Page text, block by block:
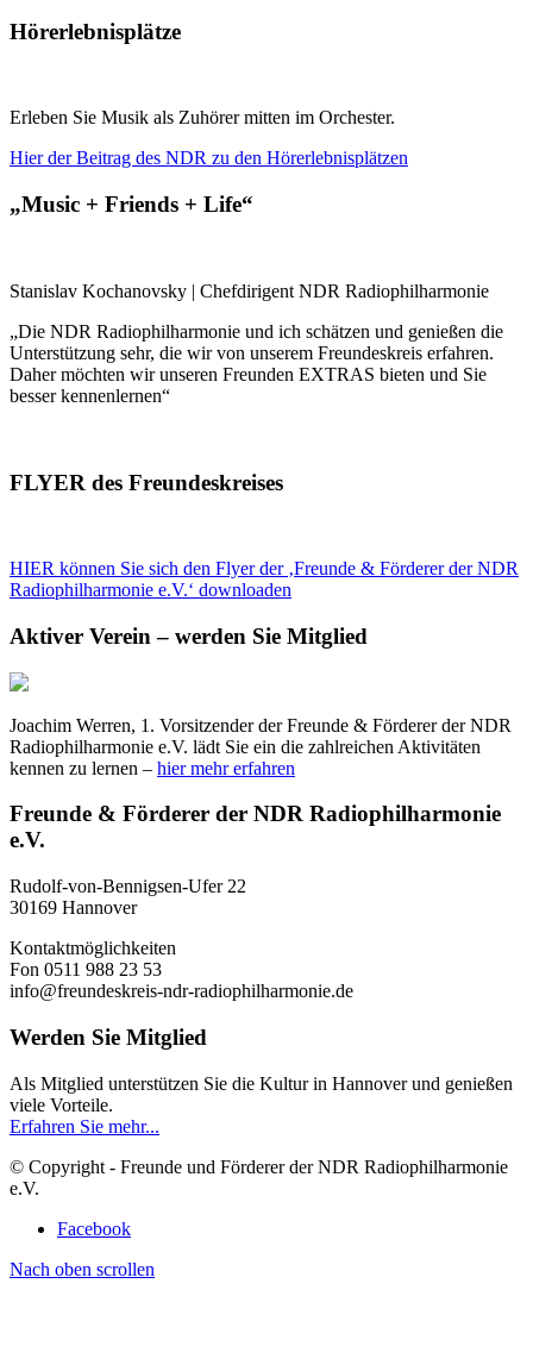
Hörerlebnisplätze
Erleben Sie Musik als Zuhörer mitten im Orchester.
Hier der Beitrag des NDR zu den Hörerlebnisplätzen
„Music + Friends + Life“
Stanislav Kochanovsky | Chefdirigent NDR Radiophilharmonie
„Die NDR Radiophilharmonie und ich schätzen und genießen die
Unterstützung sehr, die wir von unserem Freundeskreis erfahren.
Daher möchten wir unseren Freunden EXTRAS bieten und Sie
besser kennenlernen“
FLYER des Freundeskreises
HIER können Sie sich den Flyer der ‚Freunde & Förderer der NDR
Radiophilharmonie e.V.‘ downloaden
Aktiver Verein – werden Sie Mitglied
Joachim Werren, 1. Vorsitzender der Freunde & Förderer der NDR
Radiophilharmonie e.V. lädt Sie ein die zahlreichen Aktivitäten
kennen zu lernen – hier mehr erfahren
Freunde & Förderer der NDR Radiophilharmonie
e.V.
Rudolf-von-Bennigsen-Ufer 22
30169 Hannover
Kontaktmöglichkeiten
Fon 0511 988 23 53
info@freundeskreis-ndr-radiophilharmonie.de
Werden Sie Mitglied
Als Mitglied unterstützen Sie die Kultur in Hannover und genießen
viele Vorteile.
Erfahren Sie mehr...
© Copyright - Freunde und Förderer der NDR Radiophilharmonie
e.V.
Facebook
Nach oben scrollen